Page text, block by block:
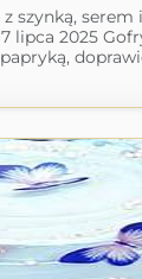
szynką, serem
lipca 2025